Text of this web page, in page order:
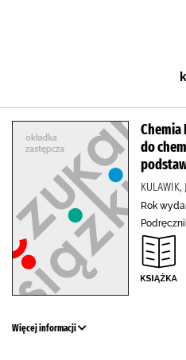
Chemia
do
KULAWIK,
Rok
Więcej informacji